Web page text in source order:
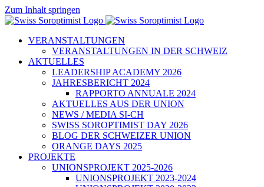
Zum Inhalt springen
VERANSTALTUNGEN
VERANSTALTUNGEN IN DER SCHWEIZ
AKTUELLES
LEADERSHIP ACADEMY 2026
JAHRESBERICHT 2024
RAPPORTO ANNUALE 2024
AKTUELLES AUS DER UNION
NEWS / MEDIA SI-CH
SWISS SOROPTIMIST DAY 2026
BLOG DER SCHWEIZER UNION
ORANGE DAYS 2025
PROJEKTE
UNIONSPROJEKT 2025-2026
UNIONSPROJEKT 2023-2024